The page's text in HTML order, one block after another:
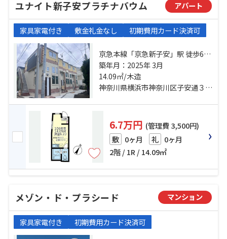
ユナイト新子安プラチナバウム アパート
家具家電付き 敷金礼金なし 初期費用カード決済可
京急本線「京急新子安」駅 徒歩6分
京浜東北線「新子安」駅 徒歩6分 京
急本線「生麦」駅 徒歩15分
築年月：2025年 3月
14.09㎡/木造
神奈川県横浜市神奈川区子安通３丁目
6.7万円 (管理費 3,500円)
敷 0ヶ月 礼 0ヶ月
2階 / 1R / 14.09㎡
メゾン・ド・プラシード マンション
家具家電付き 初期費用カード決済可